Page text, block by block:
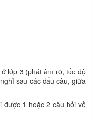
lớp 3 (phát âm rõ, tốc độ
sau các dấu câu, giữa
được 1 hoặc 2 câu hỏi về